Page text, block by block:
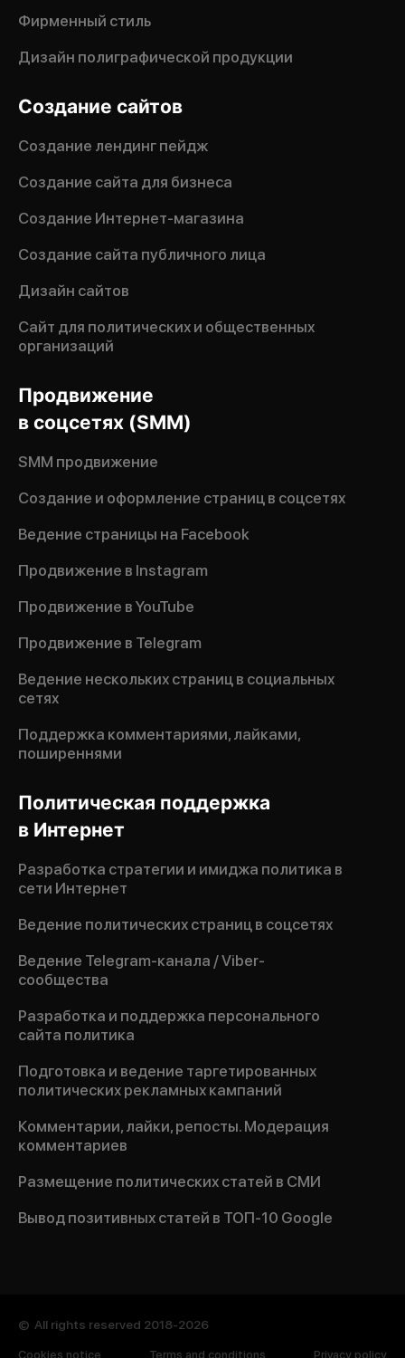
Фирменный стиль
Дизайн полиграфической продукции
Создание сайтов
Создание лендинг пейдж
Создание сайта для бизнеса
Создание Интернет-магазина
Создание сайта публичного лица
Дизайн сайтов
Сайт для политических и общественных
организаций
Продвижение
в соцсетях (SMM)
SMM продвижение
Создание и оформление страниц в соцсетях
Ведение страницы на Facebook
Продвижение в Instagram
Продвижение в YouTube
Продвижение в Telegram
Ведение нескольких страниц в социальных
сетях
Поддержка комментариями, лайками,
поширеннями
Политическая поддержка
в Интернет
Разработка стратегии и имиджа политика в
сети Интернет
Ведение политических страниц в соцсетях
Ведение Telegram-канала / Viber-
сообщества
Разработка и поддержка персонального
сайта политика
Подготовка и ведение таргетированных
политических рекламных кампаний
Комментарии, лайки, репосты. Модерация
комментариев
Размещение политических статей в СМИ
Вывод позитивных статей в ТОП-10 Google
© All rights reserved 2018-2026
Cookies notice Terms and conditions Privacy policy